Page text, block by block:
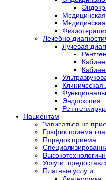
Лечебно-
Лучевая
Клиническая
Эндоскопия
Пациентам
Записаться на
График приема
Порядок приема
Услуги,
Платные услуги